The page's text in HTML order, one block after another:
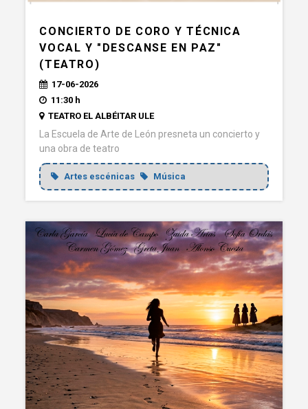
CONCIERTO DE CORO Y TÉCNICA
VOCAL Y "DESCANSE EN PAZ"
(TEATRO)
17-06-2026
11:30 h
TEATRO EL ALBÉITAR ULE
La Escuela de Arte de León presneta un concierto y
una obra de teatro
Artes escénicas Música